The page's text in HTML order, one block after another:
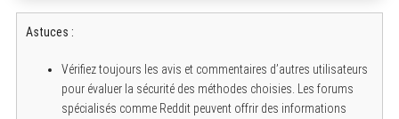
Astuces :
Vérifiez toujours les avis et commentaires d’autres utilisateurs
pour évaluer la sécurité des méthodes choisies. Les forums
spécialisés comme Reddit peuvent offrir des informations